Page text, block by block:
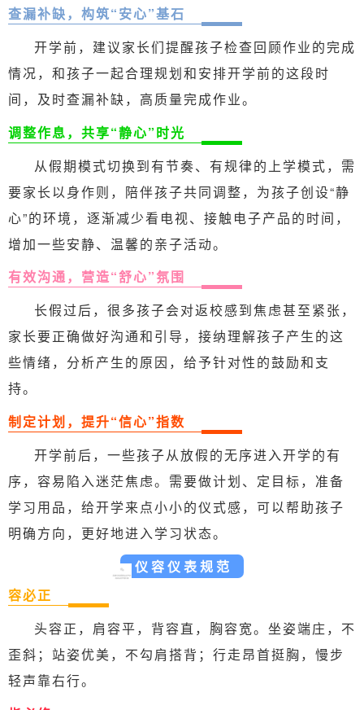
查漏补缺，构筑“安心”基石
开学前，建议家长们提醒孩子检查回顾作业的完成
情况，和孩子一起合理规划和安排开学前的这段时
间，及时查漏补缺，高质量完成作业。
调整作息，共享“静心”时光
从假期模式切换到有节奏、有规律的上学模式，需
要家长以身作则，陪伴孩子共同调整，为孩子创设“静
心”的环境，逐渐减少看电视、接触电子产品的时间，
增加一些安静、温馨的亲子活动。
有效沟通，营造“舒心”氛围
长假过后，很多孩子会对返校感到焦虑甚至紧张，
家长要正确做好沟通和引导，接纳理解孩子产生的这
些情绪，分析产生的原因，给予针对性的鼓励和支
持。
制定计划，提升“信心”指数
开学前后，一些孩子从放假的无序进入开学的有
序，容易陷入迷茫焦虑。需要做计划、定目标，准备
学习用品，给开学来点小小的仪式感，可以帮助孩子
明确方向，更好地进入学习状态。
仪容仪表规范
容必正
头容正，肩容平，背容直，胸容宽。坐姿端庄，不
歪斜；站姿优美，不勾肩搭背；行走昂首挺胸，慢步
轻声靠右行。